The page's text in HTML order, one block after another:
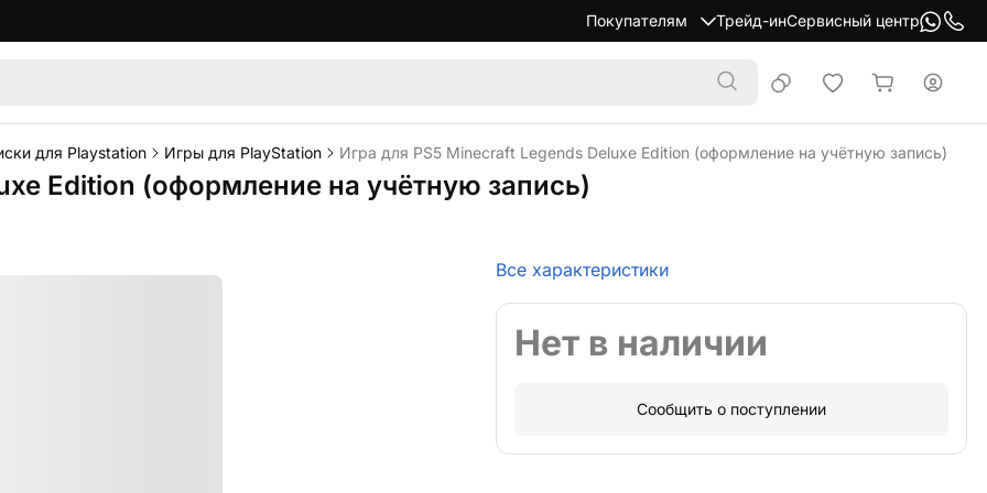
Покупателям Трейд-инСервисный центр
для Playstation Игры для PlayStation Игра для PS5 Minecraft Legends Deluxe Edition (оформление на учётную запись)
Edition (оформление на учётную запись)
Все характеристики
Нет в наличии
Сообщить о поступлении